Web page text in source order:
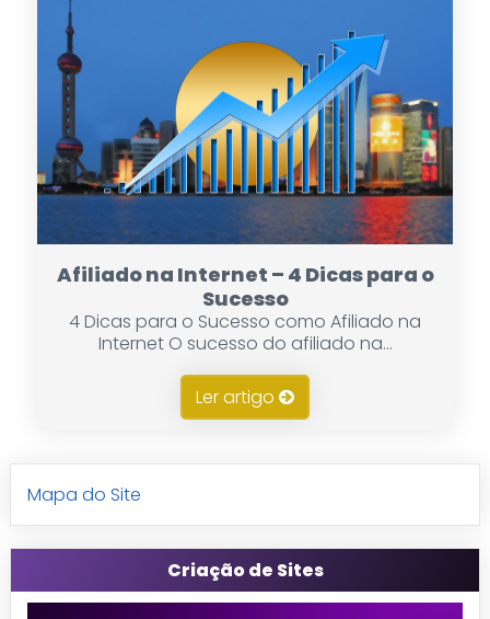
Afiliado na Internet – 4 Dicas para o
Sucesso
4 Dicas para o Sucesso como Afiliado na
Internet O sucesso do afiliado na...
Ler artigo
Mapa do Site
Criação de Sites